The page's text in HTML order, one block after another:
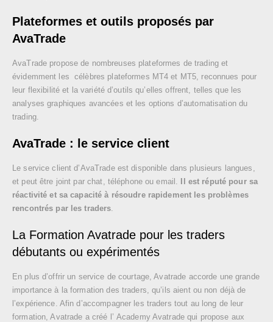
Plateformes et outils proposés par
AvaTrade
AvaTrade propose de nombreuses plateformes de trading et
évidemment les célèbres plateformes MT4 et MT5, reconnues pour
leur flexibilité et la variété d’outils qu’elles offrent, telles que les
analyses graphiques avancées et les options d’automatisation du
trading.
AvaTrade : le service client
Le service client d’AvaTrade est disponible dans plusieurs langues,
et peut être joint par chat, téléphone ou email. Il est réputé pour sa
réactivité et sa capacité à résoudre rapidement les problèmes
rencontrés par les traders
La Formation Avatrade pour les traders
débutants ou expérimentés
En plus d’offrir un service de courtage, Avatrade accorde une grande
importance à la formation des traders, qu’ils aient ou non déjà de
l’expérience. Afin d’accompagner les traders tout au long de leur
formation, Avatrade a créé l’ Academy Avatrade qui propose aux